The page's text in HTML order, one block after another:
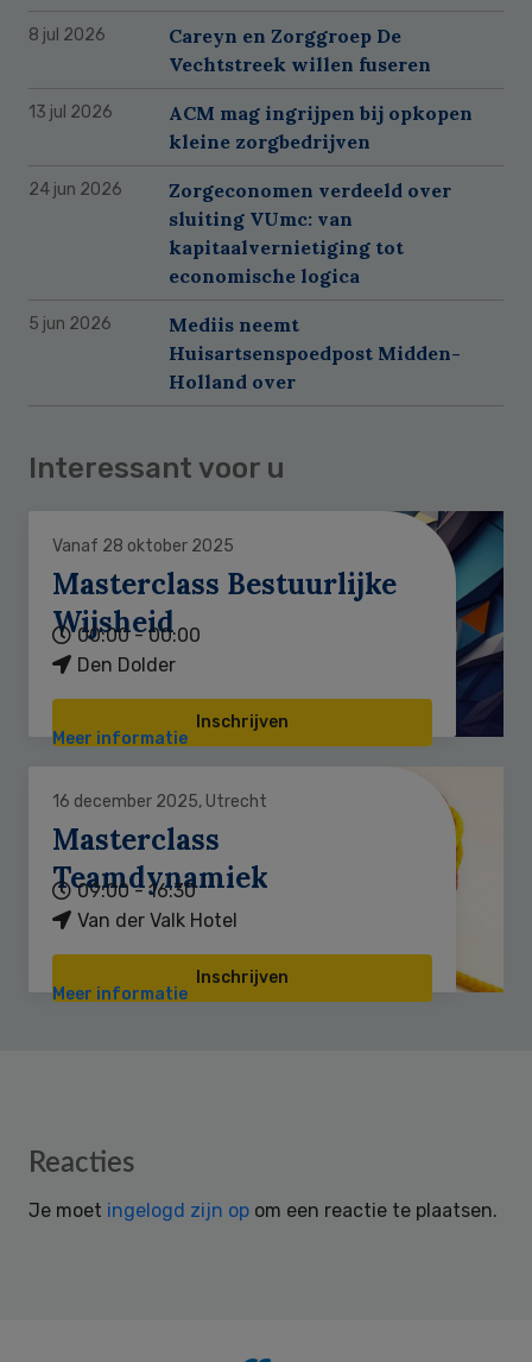
8 jul 2026
Careyn en Zorggroep De
Vechtstreek willen fuseren
13 jul 2026
ACM mag ingrijpen bij opkopen
kleine zorgbedrijven
24 jun 2026
Zorgeconomen verdeeld over
sluiting VUmc: van
kapitaalvernietiging tot
economische logica
5 jun 2026
Mediis neemt
Huisartsenspoedpost Midden-
Holland over
Interessant voor u
Vanaf 28 oktober 2025
Masterclass Bestuurlijke
Wijsheid
00:00 - 00:00
Den Dolder
Inschrijven
Meer informatie
16 december 2025, Utrecht
Masterclass
Teamdynamiek
09:00 - 16:30
Van der Valk Hotel
Inschrijven
Meer informatie
Reader
Reacties
Je moet ingelogd zijn op om een reactie te plaatsen.